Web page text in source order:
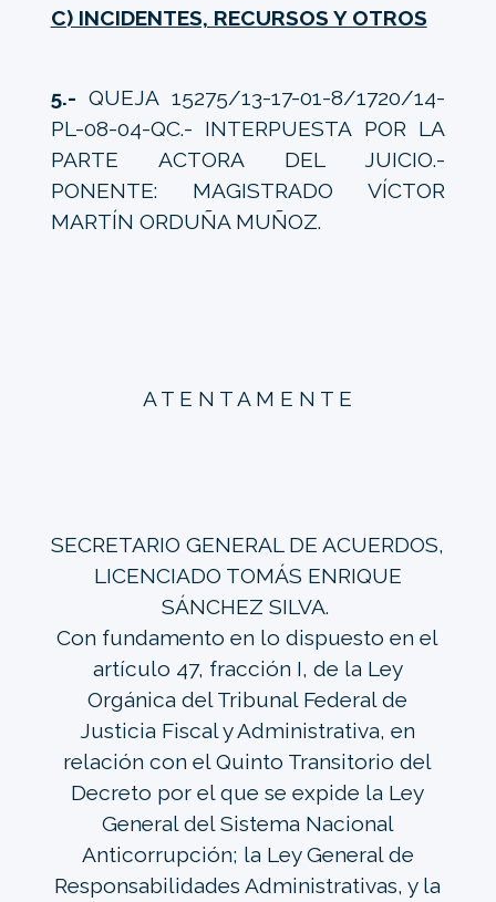
C) INCIDENTES, RECURSOS Y OTROS
5.- QUEJA 15275/13-17-01-8/1720/14-
PL-08-04-QC.- INTERPUESTA POR LA
PARTE ACTORA DEL JUICIO.-
PONENTE: MAGISTRADO VÍCTOR
MARTÍN ORDUÑA MUÑOZ.
A T E N T A M E N T E
SECRETARIO GENERAL DE ACUERDOS,
LICENCIADO TOMÁS ENRIQUE
SÁNCHEZ SILVA.
Con fundamento en lo dispuesto en el
artículo 47, fracción I, de la Ley
Orgánica del Tribunal Federal de
Justicia Fiscal y Administrativa, en
relación con el Quinto Transitorio del
Decreto por el que se expide la Ley
General del Sistema Nacional
Anticorrupción; la Ley General de
Responsabilidades Administrativas, y la